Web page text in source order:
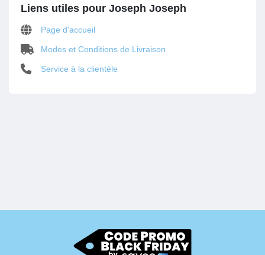
Liens utiles pour Joseph Joseph
Page d'accueil
Modes et Conditions de Livraison
Service à la clientèle